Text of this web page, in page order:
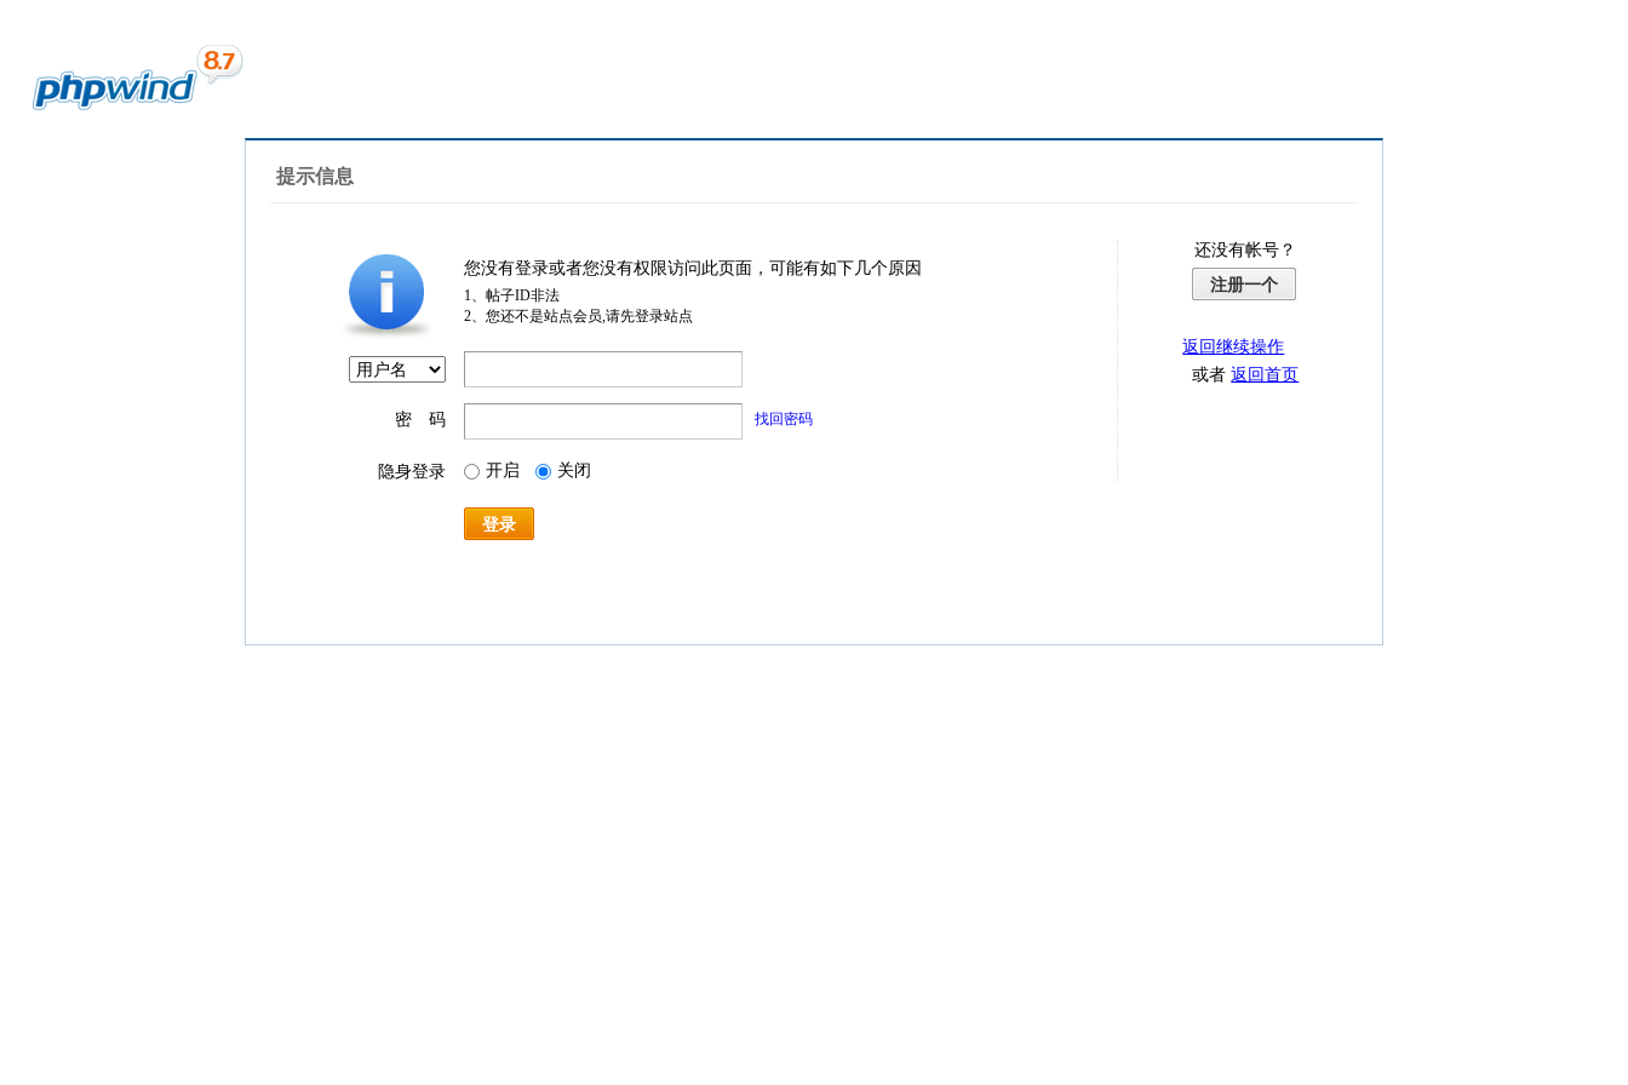
提示信息
您没有登录或者您没有权限访问此页面，可能有如下几个原因
1、帖子ID非法
2、您还不是站点会员,请先登录站点
密 码 找回密码
隐身登录 开启 关闭
登录
还没有帐号？
注册一个
返回继续操作
或者返回首页